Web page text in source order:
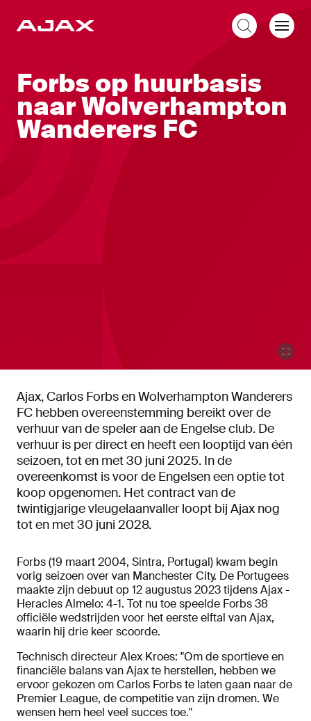
Forbs op huurbasis
naar Wolverhampton
Wanderers FC
Ajax, Carlos Forbs en Wolverhampton Wanderers
FC hebben overeenstemming bereikt over de
verhuur van de speler aan de Engelse club. De
verhuur is per direct en heeft een looptijd van één
seizoen, tot en met 30 juni 2025. In de
overeenkomst is voor de Engelsen een optie tot
koop opgenomen. Het contract van de
twintigjarige vleugelaanvaller loopt bij Ajax nog
tot en met 30 juni 2028.
Forbs (19 maart 2004, Sintra, Portugal) kwam begin
vorig seizoen over van Manchester City. De Portugees
maakte zijn debuut op 12 augustus 2023 tijdens Ajax -
Heracles Almelo: 4-1. Tot nu toe speelde Forbs 38
officiële wedstrijden voor het eerste elftal van Ajax,
waarin hij drie keer scoorde.
Technisch directeur Alex Kroes: "Om de sportieve en
financiële balans van Ajax te herstellen, hebben we
ervoor gekozen om Carlos Forbs te laten gaan naar de
Premier League, de competitie van zijn dromen. We
wensen hem heel veel succes toe."